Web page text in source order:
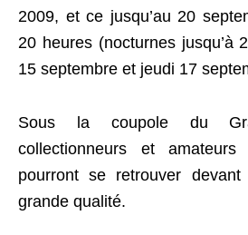
2009, et ce jusqu’au 20
20 heures (nocturnes jusqu’à
15 septembre et jeudi 17
Sous la coupole du
collectionneurs et
pourront se retrouver
grande qualité.